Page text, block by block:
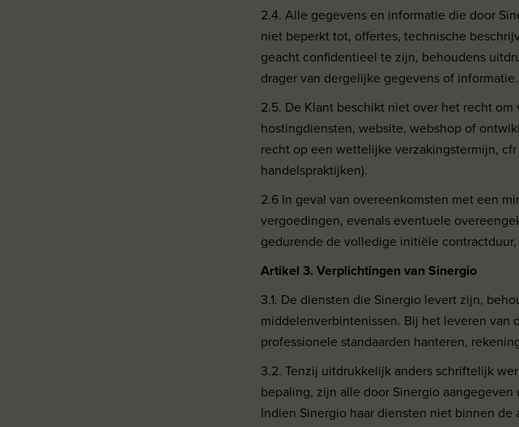
www.
2.4. Alle gegevens en informatie die door
niet beperkt tot, offertes, technische
geacht confidentieel te zijn, behoudens
drager van dergelijke gegevens of informatie.
2.5. De Klant beschikt niet over het recht
hostingdiensten, website, webshop of
recht op een wettelijke verzakingstermijn,
handelspraktijken).
2.6 In geval van overeenkomsten met een
vergoedingen, evenals eventuele
gedurende de volledige initiële
Artikel 3. Verplichtingen van Sinergio
3.1. De diensten die Sinergio levert zijn,
middelenverbintenissen. Bij het leveren van
professionele standaarden hanteren,
3.2. Tenzij uitdrukkelijk anders schriftelijk
bepaling, zijn alle door Sinergio
Indien Sinergio haar diensten niet binnen